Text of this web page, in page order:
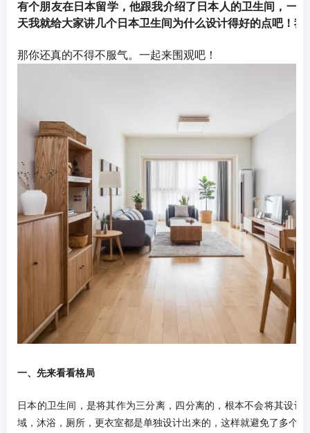
有个朋友在日本留学，他跟我介绍了日本人的卫生间，一
天我就给大家讲几个日本卫生间为什么设计得好的点吧！我
那你还真的不得不服气。一起来围观吧！
一、先来看看格局
日本的卫生间，是将其作为三分离，四分离的，根本不会将其设计
域，沐浴，厕所，更衣室都是单独设计出来的，这样就避免了多个